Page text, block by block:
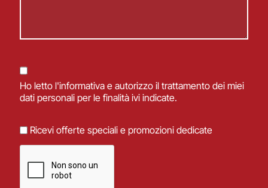
Ho letto l'informativae autorizzo il trattamento dei miei
dati personali per le finalità ivi indicate.
Ricevi offerte speciali e promozioni dedicate